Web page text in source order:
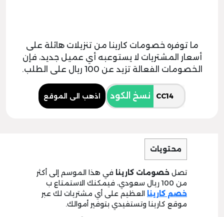
ما توفره خصومات كارينا من تنزيلات هائلة على
أسعار المشتريات لا يستوعبه أي عميل جديد، فإن
الخصومات الفعالة تزيد عن 100 ريال على الطلب.
نسخ الكود اذهب الى الموقع
محتويات
تصل خصومات كارينا في هذا الموسم إلى أكثر
من 100 ريال سعودي، فيمكنك الاستمتاع ب
خصم كارينا العظيم على أي مشتريات لك عبر
موقع كارينا وتستفيدي بتوفير أموالك.